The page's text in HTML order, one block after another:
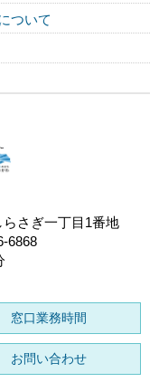
ついて
さぎ一丁目1番地
6868
窓口業務時間
お問い合わせ